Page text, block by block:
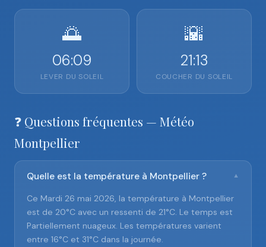
🌅
06:09
LEVER DU SOLEIL
🌇
21:13
COUCHER DU SOLEIL
❓ Questions fréquentes — Météo
Montpellier
Quelle est la température à Montpellier ? ▼
Ce Mardi 26 mai 2026, la température à Montpellier
est de 20°C avec un ressenti de 21°C. Le temps est
Partiellement nuageux. Les températures varient
entre 16°C et 31°C dans la journée.